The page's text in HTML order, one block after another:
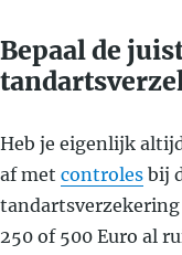
Bepaal de
Heb je eigenlijk
af met controles bij
250 of 500 Euro al